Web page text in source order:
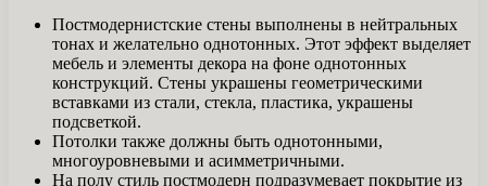
Постмодернистские стены выполнены в нейтральных
тонах и желательно однотонных. Этот эффект выделяет
мебель и элементы декора на фоне однотонных
конструкций. Стены украшены геометрическими
вставками из стали, стекла, пластика, украшены
подсветкой.
Потолки также должны быть однотонными,
многоуровневыми и асимметричными.
На полу стиль постмодерн подразумевает покрытие из